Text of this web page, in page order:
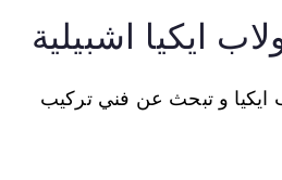
ايكيا اشبيلية
ايكيا و تبحث عن فني تركيب